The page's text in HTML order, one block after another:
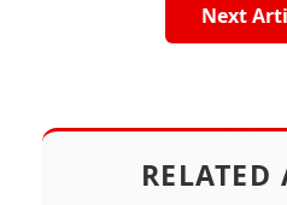
Next
RELATED